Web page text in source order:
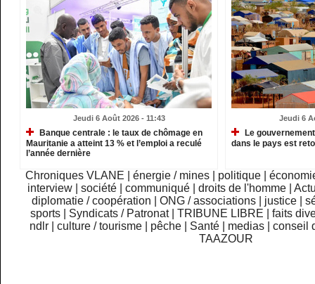
Jeudi 6 Août 2026 - 11:43
Banque centrale : le taux de chômage en
Mauritanie a atteint 13 % et l’emploi a reculé
l’année dernière
Jeudi 6
Le
dans le pays est
Chroniques VLANE énergie / mines politique
interview
|société |communiqué |droits de l'homme |
diplomatie / coopération
ONG / associations justice
sports
Syndicats / Patronat TRIBUNE LIBRE
faits
ndlr
|culture / tourisme pêche Santé medias |conseil
TAAZOUR